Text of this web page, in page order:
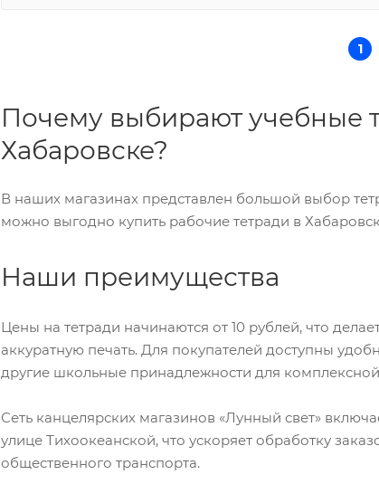
1
Почему выбирают учебные
Хабаровске?
В наших магазинах представлен большой выбор
можно выгодно купить рабочие тетради в
Наши преимущества
Цены на тетради начинаются от 10 рублей, что
аккуратную печать. Для покупателей доступны
другие школьные принадлежности для
Сеть канцелярских магазинов «Лунный свет»
улице Тихоокеанской, что ускоряет обработку
общественного транспорта.